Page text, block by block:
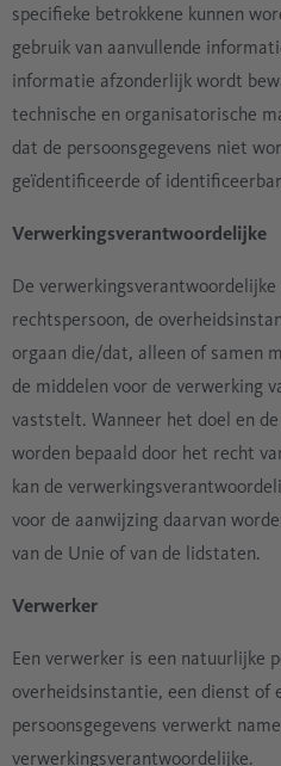
specifieke betrokkene kunnen
gebruik van aanvullende
informatie afzonderlijk wordt
technische en organisatorische
dat de persoonsgegevens niet
geïdentificeerde of
Verwerkingsverantwoordelijke
De
rechtspersoon, de
orgaan die/dat, alleen of samen
de middelen voor de verwerking
vaststelt. Wanneer het doel en
worden bepaald door het recht
kan de
voor de aanwijzing daarvan
van de Unie of van de lidstaten.
Verwerker
Een verwerker is een natuurlijke
overheidsinstantie, een dienst of
persoonsgegevens verwerkt
verwerkingsverantwoordelijke.